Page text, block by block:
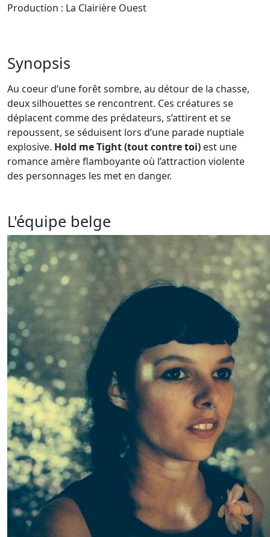
Production : La Clairière Ouest
Synopsis
Au coeur d’une forêt sombre, au détour de la chasse,
deux silhouettes se rencontrent. Ces créatures se
déplacent comme des prédateurs, s’attirent et se
repoussent, se séduisent lors d’une parade nuptiale
explosive. Hold me Tight (tout contre toi) est une
romance amère flamboyante où l’attraction violente
des personnages les met en danger.
L'équipe belge